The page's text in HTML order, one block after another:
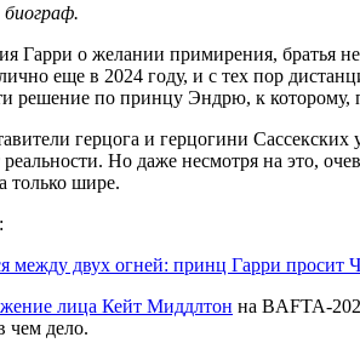
Гарри о желании примирения, братья
еще в 2024 году, и с тех пор
решение по принцу Эндрю, к
герцога и герцогини Сассекских
Но даже несмотря на это,
только шире.
между двух огней: принц Гарри просит
лица Кейт Миддлтон на BAFTA-
чем дело.